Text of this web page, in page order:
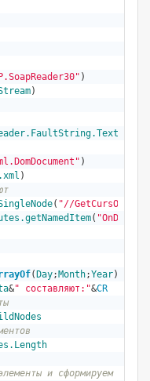
)
)
)
)
( "//
( "OnDate"
( Day; Month;Year))
&" составляют:"&CR
и сформируем